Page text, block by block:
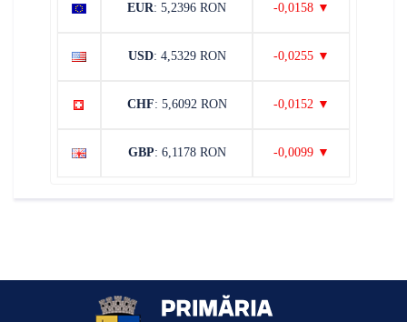
EUR: 5,2396 RON -0,0158 ▼
USD: 4,5329 RON -0,0255 ▼
CHF: 5,6092 RON -0,0152 ▼
GBP: 6,1178 RON -0,0099 ▼